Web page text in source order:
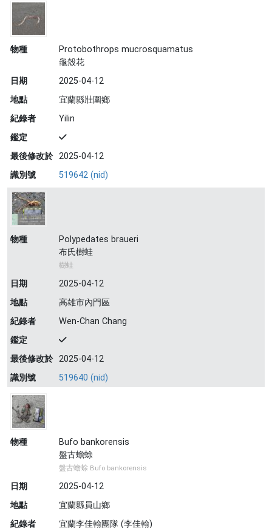
物種
Protobothrops mucrosquamatus
龜殼花
日期
2025-04-12
地點
宜蘭縣壯圍鄉
紀錄者
Yilin
鑑定
最後修改於 2025-04-12
識別號
519642 (nid)
物種
Polypedates braueri
布氏樹蛙
樹蛙
日期
2025-04-12
地點
高雄市內門區
紀錄者
Wen-Chan Chang
鑑定
最後修改於 2025-04-12
識別號
519640 (nid)
物種
Bufo bankorensis
盤古蟾蜍
盤古蟾蜍 Bufo bankorensis
日期
2025-04-12
地點
宜蘭縣員山鄉
紀錄者
宜蘭李佳翰團隊 (李佳翰)